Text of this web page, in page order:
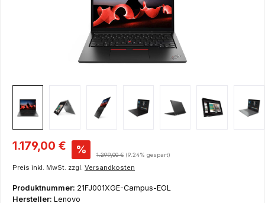
Verkaufspreis:
1.179,00 € % Regulärer Preis:
1.299,00 € (9.24% gespart)
Preis inkl. MwSt. zzgl. Versandkosten
Produktnummer: 21FJ001XGE-Campus-EOL
Hersteller: Lenovo